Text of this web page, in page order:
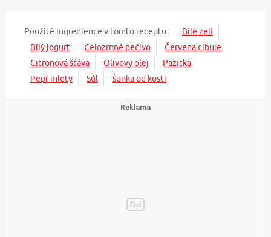
Použité ingredience v tomto receptu:
Bílé zelí
Bílý jogurt
Celozrnné pečivo
Červená cibule
Citronová šťáva
Olivový olej
Pažitka
Pepř mletý
Sůl Šunka od kosti